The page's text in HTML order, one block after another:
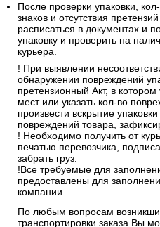
После проверки упаковки,
знаков и отсутствия
расписаться в документах и
упаковку и проверить на
курьера.
! При выявлении
обнаружении повреждений
претензионный Акт, в
мест или указать кол-во
произвести вскрытие
повреждений товара,
! Необходимо получить от
печатью перевозчика,
забрать груз.
!Все требуемые для
предоставлены для
компании.
По любым вопросам
транспортировки заказа Вы